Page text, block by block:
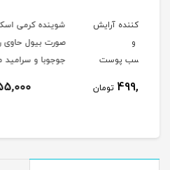
شوینده کرمی اسکراب دار
صورت بیول حاوی روغن
جوجوبا و سرامید مناسب
حجم 200 میلی لیتر
455,000 تومان